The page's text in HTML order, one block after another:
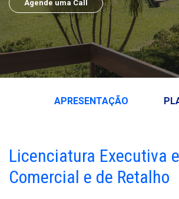
Agende uma Call
APRESENTAÇÃO
Licenciatura Executiva
Comercial e de Retalho